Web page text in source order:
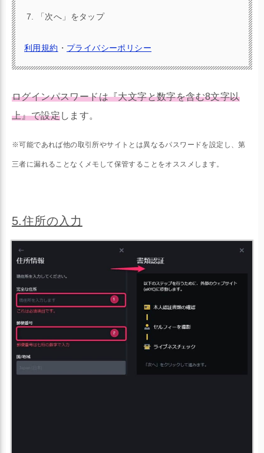
「次へ」をタップ
利用規約 ・ プライバシーポリシー
ログインパスワードは『大文字と数字を含む8文字以
上』で設定します。
※可能であれば他の取引所やサイトとは異なるパスワードを設定し、第
三者に漏れることなくメモして保管することをオススメします。
5.住所の入力